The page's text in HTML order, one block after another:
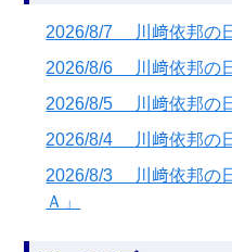
2026/8/7 川﨑依邦の
2026/8/6 川﨑依邦の
2026/8/5 川﨑依邦の日
2026/8/4 川﨑依邦の
2026/8/3 川﨑依邦の
Ａ」